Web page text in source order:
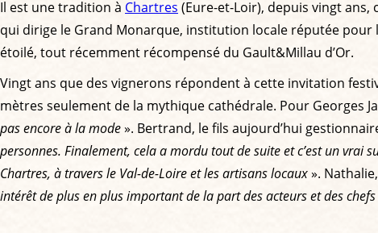
Il est une tradition à Chartres (Eure-et-Loir), depuis vingt ans,
qui dirige le Grand Monarque, institution locale réputée pour
étoilé, tout récemment récompensé du Gault&Millau d’Or.
Vingt ans que des vignerons répondent à cette invitation
mètres seulement de la mythique cathédrale. Pour Georges
pas encore à la mode». Bertrand, le fils aujourd’hui
personnes. Finalement, cela a mordu tout de suite et c’est un vrai
Chartres, à travers le Val-de-Loire et les artisans locaux».
intérêt de plus en plus important de la part des acteurs et des chefs